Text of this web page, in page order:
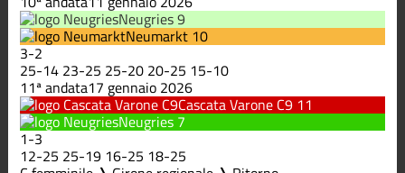
Neugries9
Neumarkt 10
3-2
25-14 23-25 25-20 20-25 15-10
11ª andata17 gennaio 2026
Cascata Varone C9 11
Neugries 7
1-3
12-25 25-19 16-25 18-25